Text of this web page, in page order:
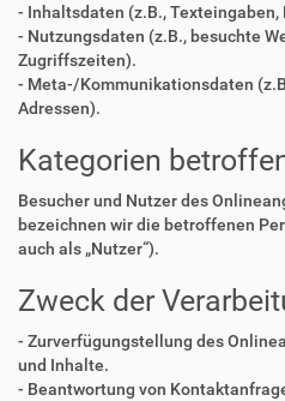
- Inhaltsdaten (z.B., Texteingaben,
- Nutzungsdaten (z.B., besuchte
Zugriffszeiten).
- Meta-/Kommunikationsdaten
Adressen).
Kategorien
Besucher und Nutzer des
bezeichnen wir die betroffenen
auch als „Nutzer“).
Zweck der
- Zurverfügungstellung des
und Inhalte.
- Beantwortung von